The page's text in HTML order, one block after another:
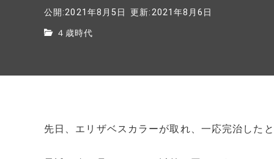
公開:2021年8月5日 更新:2021年8月6日
４歳時代
先日、エリザベスカラーが取れ、一応完治した